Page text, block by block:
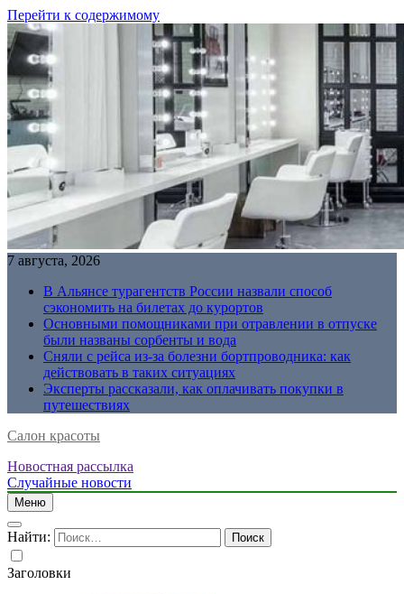
Перейти к содержимому
7 августа, 2026
В Альянсе турагентств России назвали способ
сэкономить на билетах до курортов
Основными помощниками при отравлении в отпуске
были названы сорбенты и вода
Сняли с рейса из-за болезни бортпроводника: как
действовать в таких ситуациях
Эксперты рассказали, как оплачивать покупки в
путешествиях
Салон красоты
Новостная рассылка
Случайные новости
Меню
Найти:
Заголовки